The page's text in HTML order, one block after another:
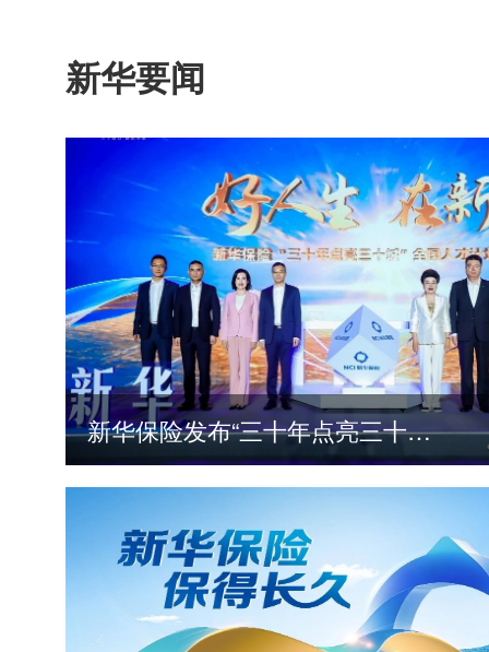
新华要闻
新华保险发布“三十年点亮三十城”全国人才计划